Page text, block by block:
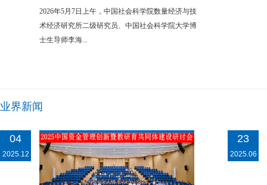
2026年5月7日上午，中国社会科学院数量经济与技
术经济研究所二级研究员、中国社会科学院大学博
士生导师李海...
业界新闻
04
2025.12
23
2025.06